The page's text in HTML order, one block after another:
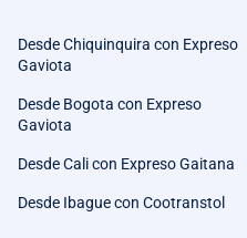
Desde Chiquinquira con Expreso
Gaviota
Desde Bogota con Expreso
Gaviota
Desde Cali con Expreso Gaitana
Desde Ibague con Cootranstol